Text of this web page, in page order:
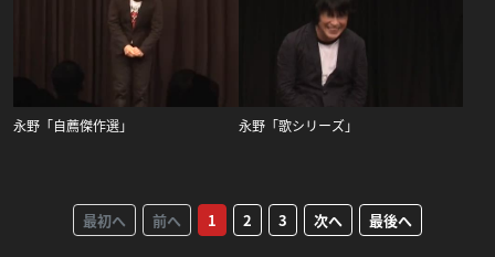
永野「自薦傑作選」 永野「歌シリーズ」
最初へ 前へ 1 2 3 次へ 最後へ